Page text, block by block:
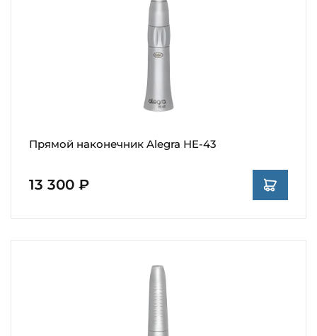
Прямой наконечник Alegra HE-43
13 300 ₽